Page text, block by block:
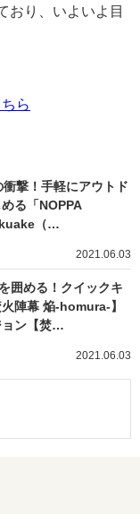
おり、いよいよ目
ら
撃！手軽にアウトド
る「NOPPA
（…
2021.06.03
囲める！クイックキ
陣幕 焔-homura-】
ョン【焚…
2021.06.03